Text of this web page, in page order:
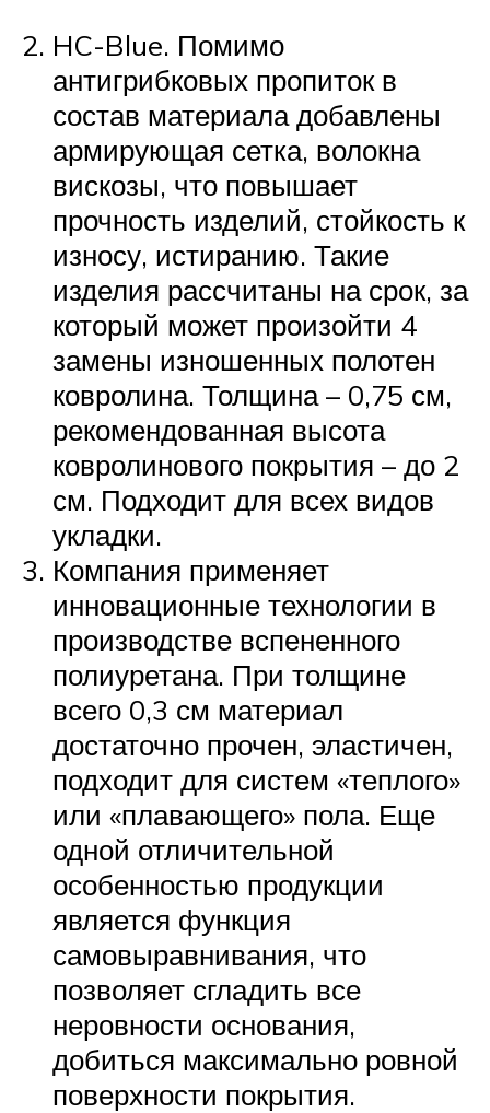
HC-Blue. Помимо
антигрибковых пропиток в
состав материала добавлены
армирующая сетка, волокна
вискозы, что повышает
прочность изделий, стойкость к
износу, истиранию. Такие
изделия рассчитаны на срок, за
который может произойти 4
замены изношенных полотен
ковролина. Толщина – 0,75 см,
рекомендованная высота
ковролинового покрытия – до 2
см. Подходит для всех видов
укладки.
Компания применяет
инновационные технологии в
производстве вспененного
полиуретана. При толщине
всего 0,3 см материал
достаточно прочен, эластичен,
подходит для систем «теплого»
или «плавающего» пола. Еще
одной отличительной
особенностью продукции
является функция
самовыравнивания, что
позволяет сгладить все
неровности основания,
добиться максимально ровной
поверхности покрытия.